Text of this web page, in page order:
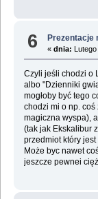
6 Prezentacje
«dnia:
Czyli jeśli chodzi o
albo "Dzienniki
mogłoby być tego
chodzi mi o np.
magiczna wyspa),
(tak jak Ekskalibur
przedmiot który
Może byc nawet
jeszcze pewnei